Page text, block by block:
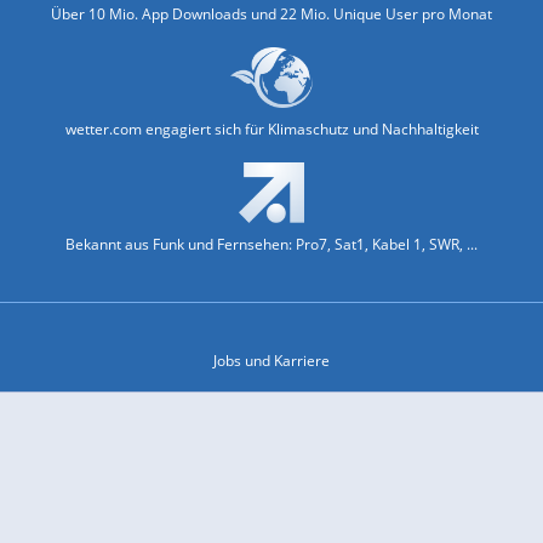
Über 10 Mio. App Downloads und 22 Mio. Unique User pro Monat
wetter.com engagiert sich für Klimaschutz und Nachhaltigkeit
Bekannt aus Funk und Fernsehen: Pro7, Sat1, Kabel 1, SWR, ...
Jobs und Karriere